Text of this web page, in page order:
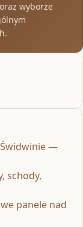
wyborze
Świdwinie —
schody,
panele nad